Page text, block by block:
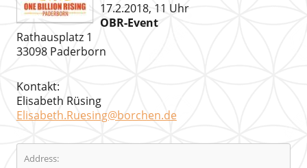
17.2.2018, 11 Uhr
OBR-Event
Rathausplatz 1
33098 Paderborn
Kontakt:
Elisabeth Rüsing
Elisabeth.Ruesing@borchen.de
Address: